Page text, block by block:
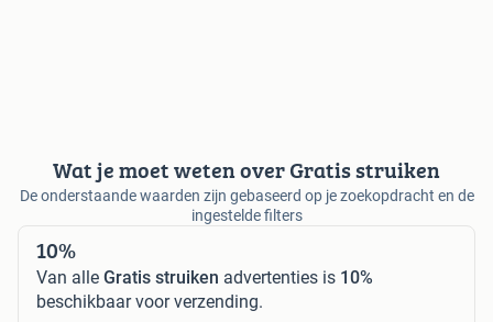
Wat je moet weten over Gratis struiken
De onderstaande waarden zijn gebaseerd op je zoekopdracht en de
ingestelde filters
10%
Van alle Gratis struiken advertenties is 10%
beschikbaar voor verzending.